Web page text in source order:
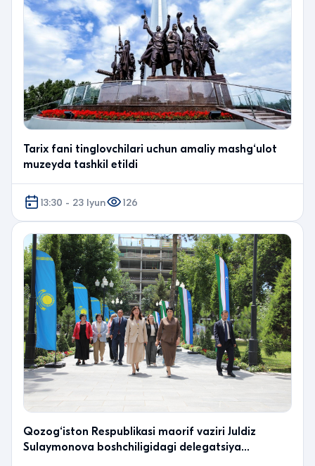
Tarix fani tinglovchilari uchun amaliy mashg‘ulot
muzeyda tashkil etildi
13:30 - 23 Iyun 126
Qozog‘iston Respublikasi maorif vaziri Juldiz
Sulaymonova boshchiligidagi delegatsiya